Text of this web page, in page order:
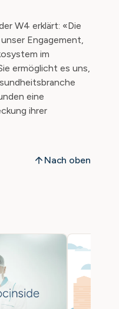
W4 erklärt: «Die
Engagement,
im
ermöglicht es uns,
eine
ihrer
Nach oben